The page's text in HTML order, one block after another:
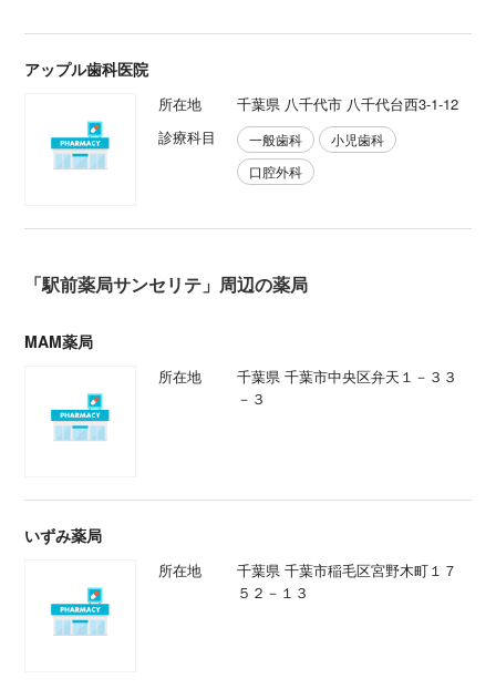
アップル歯科医院
所在地
千葉県 八千代市 八千代台西3-1-12
診療科目
一般歯科
小児歯科
口腔外科
「駅前薬局サンセリテ」周辺の薬局
MAM薬局
所在地
千葉県 千葉市中央区弁天１－３３
－３
いずみ薬局
所在地
千葉県 千葉市稲毛区宮野木町１７
５２－１３